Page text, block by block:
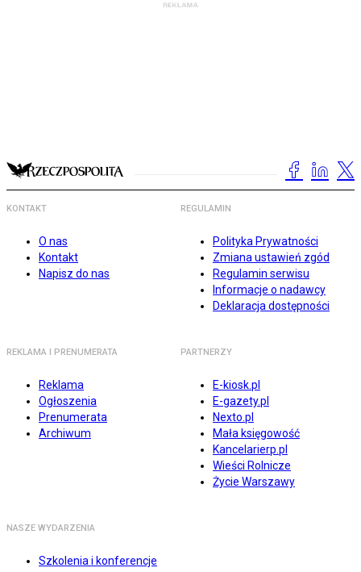
KONTAKT
O nas
Kontakt
Napisz do nas
REGULAMIN
Polityka Prywatności
Zmiana ustawień zgód
Regulamin serwisu
Informacje o nadawcy
Deklaracja dostępności
REKLAMA I PRENUMERATA
Reklama
Ogłoszenia
Prenumerata
Archiwum
PARTNERZY
E-kiosk.pl
E-gazety.pl
Nexto.pl
Mała księgowość
Kancelarierp.pl
Wieści Rolnicze
Życie Warszawy
NASZE WYDARZENIA
Szkolenia i konferencje